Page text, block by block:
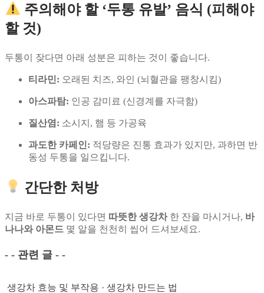
주의해야 할 ‘두통 유발’ 음식 (피해야
할 것)
두통이 잦다면 아래 성분은 피하는 것이 좋습니다.
티라민: 오래된 치즈, 와인 (뇌혈관을 팽창시킴)
아스파탐: 인공 감미료 (신경계를 자극함)
질산염: 소시지, 햄 등 가공육
과도한 카페인: 적당량은 진통 효과가 있지만, 과하면 반
동성 두통을 일으킵니다.
간단한 처방
지금 바로 두통이 있다면 따뜻한 생강차한 잔을 마시거나, 바
나나와 아몬드 몇 알을 천천히 씹어 드셔보세요.
- - 관련 글 - -
생강차 효능 및 부작용 · 생강차 만드는 법